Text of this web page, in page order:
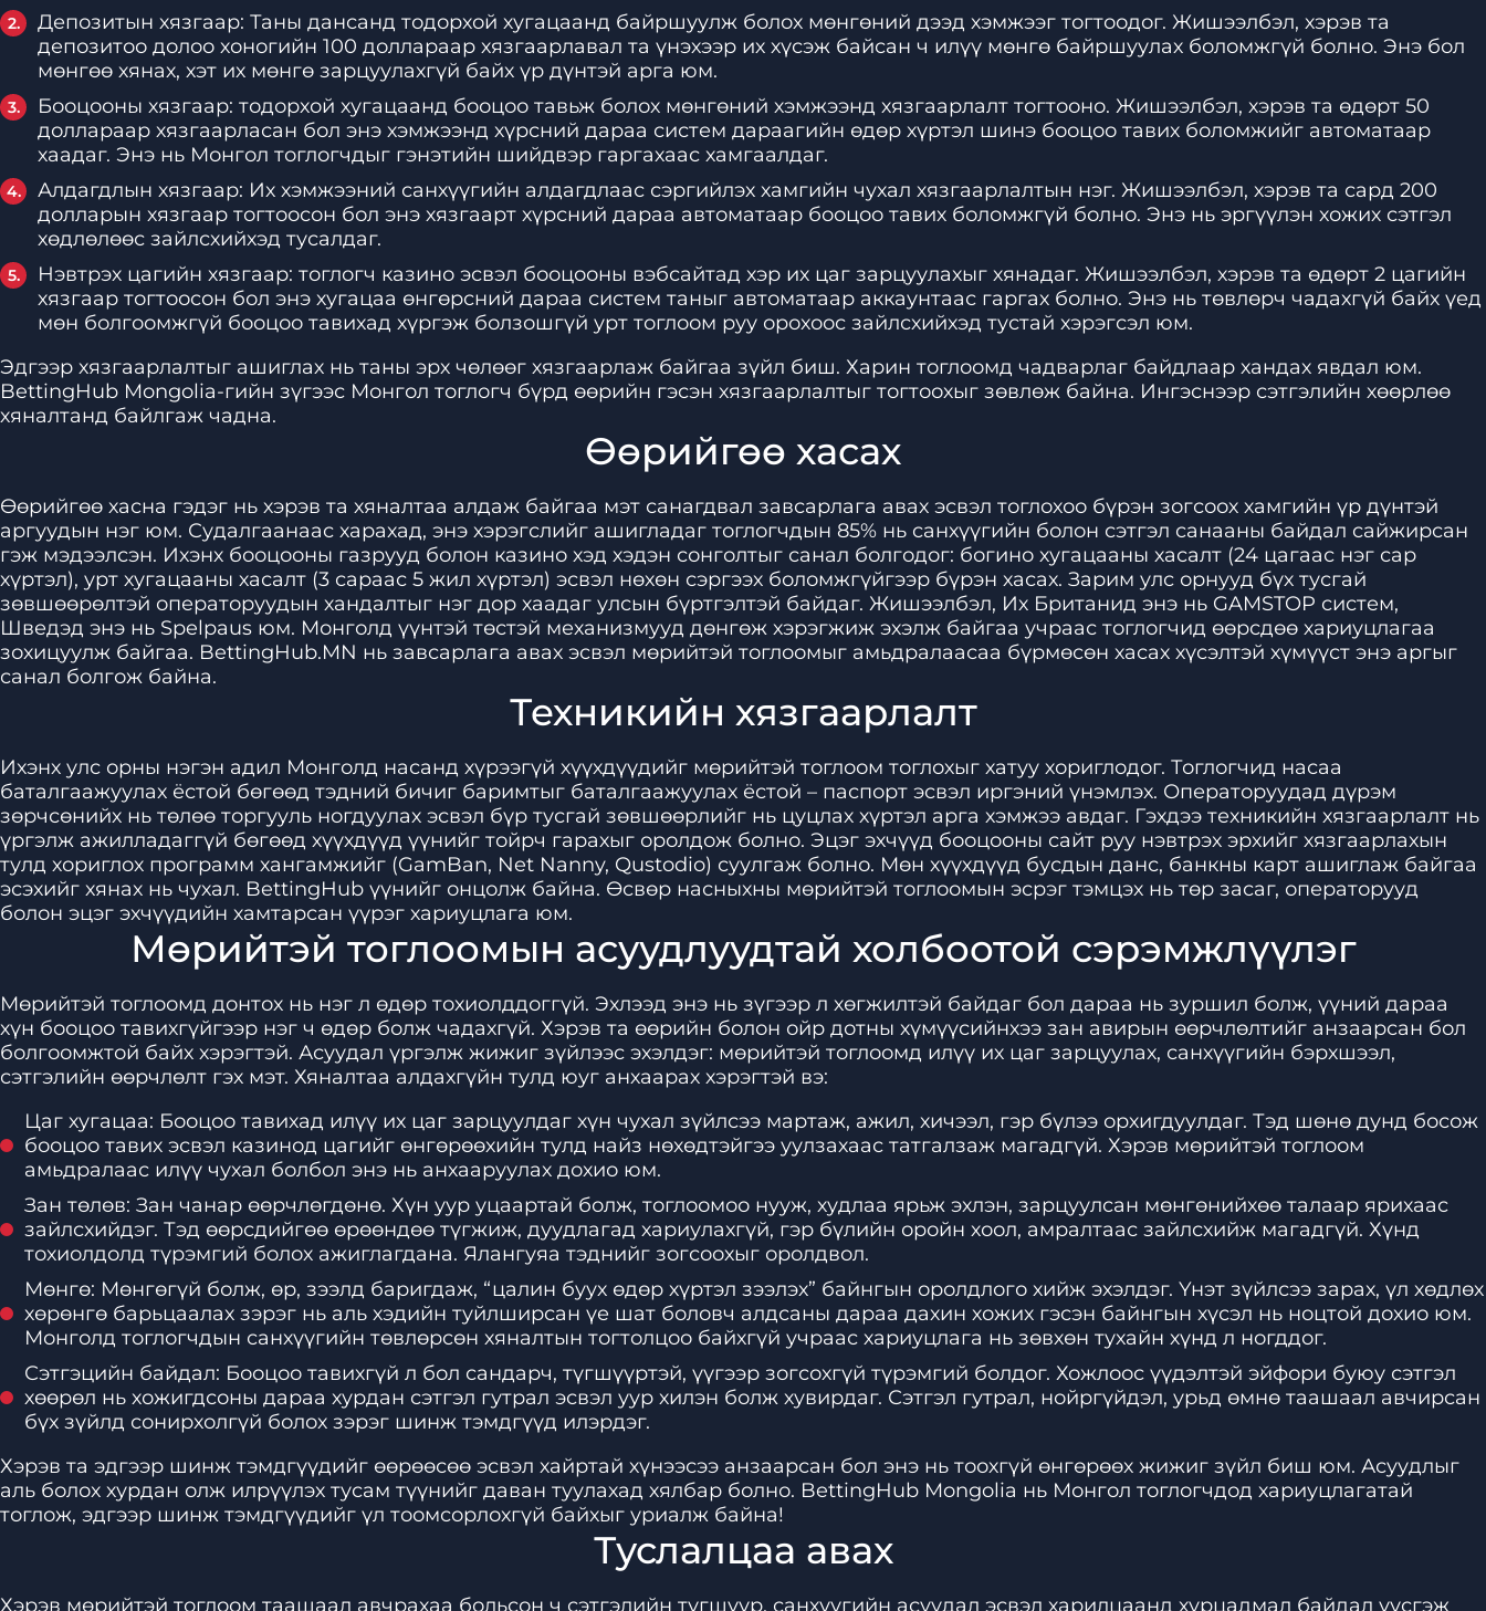
Депозитын хязгаар: Таны дансанд тодорхой хугацаанд байршуулж болох мөнгөний дээд хэмжээг тогтоодог. Жишээлбэл, хэрэв та
депозитоо долоо хоногийн 100 доллараар хязгаарлавал та үнэхээр их хүсэж байсан ч илүү мөнгө байршуулах боломжгүй болно. Энэ бол
мөнгөө хянах, хэт их мөнгө зарцуулахгүй байх үр дүнтэй арга юм.
Бооцооны хязгаар: тодорхой хугацаанд бооцоо тавьж болох мөнгөний хэмжээнд хязгаарлалт тогтооно. Жишээлбэл, хэрэв та өдөрт 50
доллараар хязгаарласан бол энэ хэмжээнд хүрсний дараа систем дараагийн өдөр хүртэл шинэ бооцоо тавих боломжийг автоматаар
хаадаг. Энэ нь Монгол тоглогчдыг гэнэтийн шийдвэр гаргахаас хамгаалдаг.
Алдагдлын хязгаар: Их хэмжээний санхүүгийн алдагдлаас сэргийлэх хамгийн чухал хязгаарлалтын нэг. Жишээлбэл, хэрэв та сард 200
долларын хязгаар тогтоосон бол энэ хязгаарт хүрсний дараа автоматаар бооцоо тавих боломжгүй болно. Энэ нь эргүүлэн хожих сэтгэл
хөдлөлөөс зайлсхийхэд тусалдаг.
Нэвтрэх цагийн хязгаар: тоглогч казино эсвэл бооцооны вэбсайтад хэр их цаг зарцуулахыг хянадаг. Жишээлбэл, хэрэв та өдөрт 2 цагийн
хязгаар тогтоосон бол энэ хугацаа өнгөрсний дараа систем таныг автоматаар аккаунтаас гаргах болно. Энэ нь төвлөрч чадахгүй байх үед
мөн болгоомжгүй бооцоо тавихад хүргэж болзошгүй урт тоглоом руу орохоос зайлсхийхэд тустай хэрэгсэл юм.
Эдгээр хязгаарлалтыг ашиглах нь таны эрх чөлөөг хязгаарлаж байгаа зүйл биш. Харин тоглоомд чадварлаг байдлаар хандах явдал юм.
BettingHub Mongolia-гийн зүгээс Монгол тоглогч бүрд өөрийн гэсэн хязгаарлалтыг тогтоохыг зөвлөж байна. Ингэснээр сэтгэлийн хөөрлөө
хяналтанд байлгаж чадна.
Өөрийгөө хасах
Өөрийгөө хасна гэдэг нь хэрэв та хяналтаа алдаж байгаа мэт санагдвал завсарлага авах эсвэл тоглохоо бүрэн зогсоох хамгийн үр дүнтэй
аргуудын нэг юм. Судалгаанаас харахад, энэ хэрэгслийг ашигладаг тоглогчдын 85% нь санхүүгийн болон сэтгэл санааны байдал сайжирсан
гэж мэдээлсэн. Ихэнх бооцооны газрууд болон казино хэд хэдэн сонголтыг санал болгодог: богино хугацааны хасалт (24 цагаас нэг сар
хүртэл), урт хугацааны хасалт (3 сараас 5 жил хүртэл) эсвэл нөхөн сэргээх боломжгүйгээр бүрэн хасах. Зарим улс орнууд бүх тусгай
зөвшөөрөлтэй операторуудын хандалтыг нэг дор хаадаг улсын бүртгэлтэй байдаг. Жишээлбэл, Их Британид энэ нь GAMSTOP систем,
Шведэд энэ нь Spelpaus юм. Монголд үүнтэй төстэй механизмууд дөнгөж хэрэгжиж эхэлж байгаа учраас тоглогчид өөрсдөө хариуцлагаа
зохицуулж байгаа. BettingHub.MN нь завсарлага авах эсвэл мөрийтэй тоглоомыг амьдралаасаа бүрмөсөн хасах хүсэлтэй хүмүүст энэ аргыг
санал болгож байна.
Техникийн хязгаарлалт
Ихэнх улс орны нэгэн адил Монголд насанд хүрээгүй хүүхдүүдийг мөрийтэй тоглоом тоглохыг хатуу хориглодог. Тоглогчид насаа
баталгаажуулах ёстой бөгөөд тэдний бичиг баримтыг баталгаажуулах ёстой – паспорт эсвэл иргэний үнэмлэх. Операторуудад дүрэм
зөрчсөнийх нь төлөө торгууль ногдуулах эсвэл бүр тусгай зөвшөөрлийг нь цуцлах хүртэл арга хэмжээ авдаг. Гэхдээ техникийн хязгаарлалт нь
үргэлж ажилладаггүй бөгөөд хүүхдүүд үүнийг тойрч гарахыг оролдож болно. Эцэг эхчүүд бооцооны сайт руу нэвтрэх эрхийг хязгаарлахын
тулд хориглох программ хангамжийг (GamBan, Net Nanny, Qustodio) суулгаж болно. Мөн хүүхдүүд бусдын данс, банкны карт ашиглаж байгаа
эсэхийг хянах нь чухал. BettingHub үүнийг онцолж байна. Өсвөр насныхны мөрийтэй тоглоомын эсрэг тэмцэх нь төр засаг, операторууд
болон эцэг эхчүүдийн хамтарсан үүрэг хариуцлага юм.
Мөрийтэй тоглоомын асуудлуудтай холбоотой сэрэмжлүүлэг
Мөрийтэй тоглоомд донтох нь нэг л өдөр тохиолддоггүй. Эхлээд энэ нь зүгээр л хөгжилтэй байдаг бол дараа нь зуршил болж, үүний дараа
хүн бооцоо тавихгүйгээр нэг ч өдөр болж чадахгүй. Хэрэв та өөрийн болон ойр дотны хүмүүсийнхээ зан авирын өөрчлөлтийг анзаарсан бол
болгоомжтой байх хэрэгтэй. Асуудал үргэлж жижиг зүйлээс эхэлдэг: мөрийтэй тоглоомд илүү их цаг зарцуулах, санхүүгийн бэрхшээл,
сэтгэлийн өөрчлөлт гэх мэт. Хяналтаа алдахгүйн тулд юуг анхаарах хэрэгтэй вэ:
Цаг хугацаа: Бооцоо тавихад илүү их цаг зарцуулдаг хүн чухал зүйлсээ мартаж, ажил, хичээл, гэр бүлээ орхигдуулдаг. Тэд шөнө дунд босож
бооцоо тавих эсвэл казинод цагийг өнгөрөөхийн тулд найз нөхөдтэйгээ уулзахаас татгалзаж магадгүй. Хэрэв мөрийтэй тоглоом
амьдралаас илүү чухал болбол энэ нь анхааруулах дохио юм.
Зан төлөв: Зан чанар өөрчлөгдөнө. Хүн уур уцаартай болж, тоглоомоо нууж, худлаа ярьж эхлэн, зарцуулсан мөнгөнийхөө талаар ярихаас
зайлсхийдэг. Тэд өөрсдийгөө өрөөндөө түгжиж, дуудлагад хариулахгүй, гэр бүлийн оройн хоол, амралтаас зайлсхийж магадгүй. Хүнд
тохиолдолд түрэмгий болох ажиглагдана. Ялангуяа тэднийг зогсоохыг оролдвол.
Мөнгө: Мөнгөгүй болж, өр, зээлд баригдаж, “цалин буух өдөр хүртэл зээлэх” байнгын оролдлого хийж эхэлдэг. Үнэт зүйлсээ зарах, үл хөдлөх
хөрөнгө барьцаалах зэрэг нь аль хэдийн туйлширсан үе шат боловч алдсаны дараа дахин хожих гэсэн байнгын хүсэл нь ноцтой дохио юм.
Монголд тоглогчдын санхүүгийн төвлөрсөн хяналтын тогтолцоо байхгүй учраас хариуцлага нь зөвхөн тухайн хүнд л ногддог.
Сэтгэцийн байдал: Бооцоо тавихгүй л бол сандарч, түгшүүртэй, үүгээр зогсохгүй түрэмгий болдог. Хожлоос үүдэлтэй эйфори буюу сэтгэл
хөөрөл нь хожигдсоны дараа хурдан сэтгэл гутрал эсвэл уур хилэн болж хувирдаг. Сэтгэл гутрал, нойргүйдэл, урьд өмнө таашаал авчирсан
бүх зүйлд сонирхолгүй болох зэрэг шинж тэмдгүүд илэрдэг.
Хэрэв та эдгээр шинж тэмдгүүдийг өөрөөсөө эсвэл хайртай хүнээсээ анзаарсан бол энэ нь тоохгүй өнгөрөөх жижиг зүйл биш юм. Асуудлыг
аль болох хурдан олж илрүүлэх тусам түүнийг даван туулахад хялбар болно. BettingHub Mongolia нь Монгол тоглогчдод хариуцлагатай
тоглож, эдгээр шинж тэмдгүүдийг үл тоомсорлохгүй байхыг уриалж байна!
Туслалцаа авах
Хэрэв мөрийтэй тоглоом таашаал авчрахаа больсон ч сэтгэлийн түгшүүр, санхүүгийн асуудал эсвэл харилцаанд хурцадмал байдал үүсгэж